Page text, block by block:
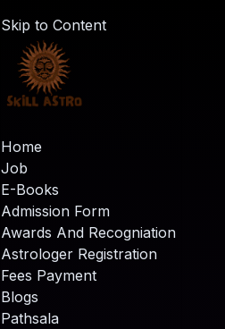
Skip to Content
Home
Job
E-Books
Admission Form
Awards And Recogniation
Astrologer Registration
Fees Payment
Blogs
Pathsala